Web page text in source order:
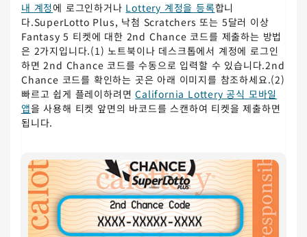
내 계정에 로그인하거나 Lottery 계정을 등록합니
다.SuperLotto Plus, 낙첨 Scratchers 또는 5달러 이상
Fantasy 5 티켓에 대한 2nd Chance 코드를 제출하는 방법
은 2가지입니다.(1) 노트북이나 데스크톱에서 계정에 로그인
하면 2nd Chance 코드를 수동으로 입력할 수 있습니다.2nd
Chance 코드를 확인하는 곳은 아래 이미지를 참조하세요.(2)
빠르고 쉽게 플레이하려면California Lottery 공식 모바일
앱을 사용해 티켓 앞면의 바코드를 스캔하여 티켓을 제출하면
됩니다.